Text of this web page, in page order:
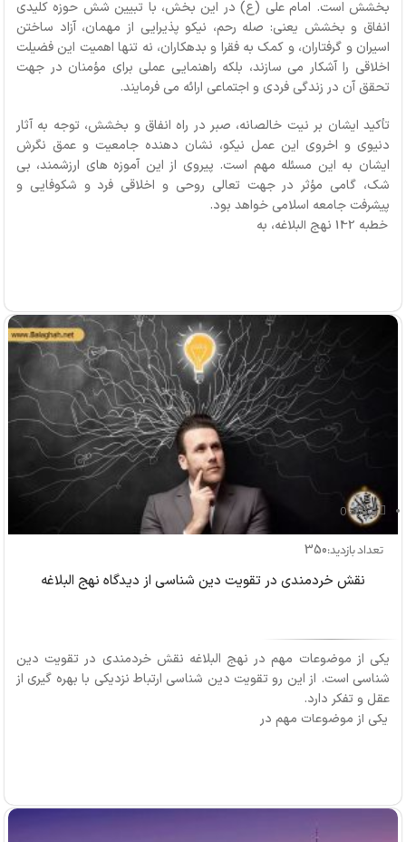
بخشش است. امام علی (ع) در این بخش، با تبیین شش حوزه کلیدی
انفاق و بخشش یعنی: صله رحم، نیکو پذیرایی از مهمان، آزاد ساختن
اسیران و گرفتاران، و کمک به فقرا و بدهکاران، نه تنها اهمیت این فضیلت
اخلاقی را آشکار می سازند، بلکه راهنمایی عملی برای مؤمنان در جهت
تحقق آن در زندگی فردی و اجتماعی ارائه می فرمایند.
تأکید ایشان بر نیت خالصانه، صبر در راه انفاق و بخشش، توجه به آثار
دنیوی و اخروی این عمل نیکو، نشان دهنده جامعیت و عمق نگرش
ایشان به این مسئله مهم است. پیروی از این آموزه های ارزشمند، بی
شک، گامی مؤثر در جهت تعالی روحی و اخلاقی فرد و شکوفایی و
پیشرفت جامعه اسلامی خواهد بود.
خطبه 142 نهج البلاغه، به
بازدید: 0
تعداد بازدید:350
نقش خردمندی در تقویت دین شناسی از دیدگاه نهج البلاغه
یکی از موضوعات مهم در نهج البلاغه نقش خردمندی در تقویت دین
شناسی است. از این رو تقویت دین شناسی ارتباط نزدیکی با بهره گیری از
عقل و تفکر دارد.
یکی از موضوعات مهم در